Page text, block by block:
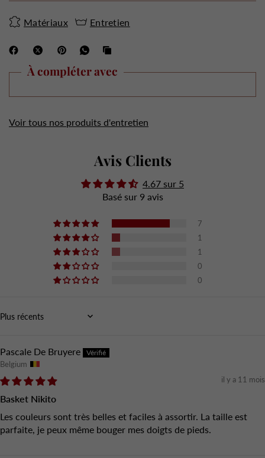
Matériaux Entretien
À compléter avec
Voir tous nos produits d'entretien
Avis Clients
4.67 sur 5
Basé sur 9 avis
7
1
1
0
0
Sort by
Pascale De Bruyere
Belgium
il y a 11 mois
Basket Nikito
Les couleurs sont très belles et faciles à assortir. La taille est
parfaite, je peux même bouger mes doigts de pieds.